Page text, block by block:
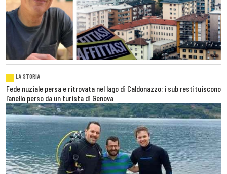
LA STORIA
Fede nuziale persa e ritrovata nel lago di Caldonazzo: i sub restituiscono
l’anello perso da un turista di Genova